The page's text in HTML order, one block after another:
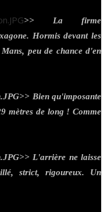
>> La firme
Hormis devant les
peu de chance d'en
>> Bien qu'imposante
mètres de long ! Comme
>> L'arrière ne laisse
strict, rigoureux. Un